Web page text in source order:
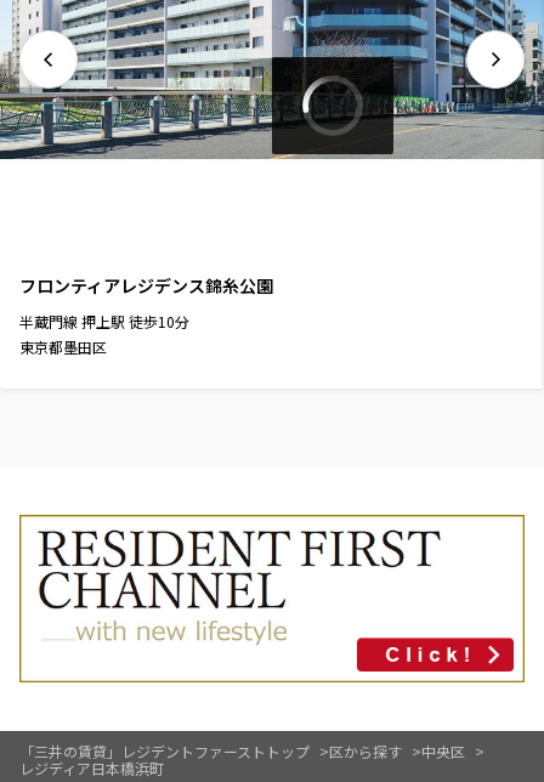
「三井の賃貸」レジデントファーストトップ 区から探す
中央区
レジディア日本橋浜町
フロンティアレジデンス錦糸公園
半蔵門線 押上駅 徒歩10分
東京都墨田区